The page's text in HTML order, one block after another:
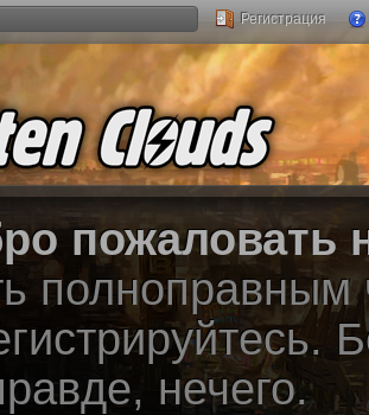
Регистрация
пожаловать
нечего.